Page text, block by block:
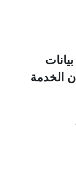
الخدمة